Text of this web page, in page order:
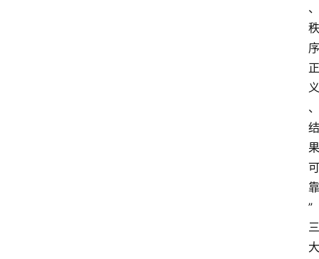
、
秩
序
正
义
、
结
果
可
靠
”
三
大